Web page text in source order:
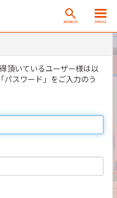
SEARCH MENU
頂いているユーザー様は以
パスワード」をご入力のう